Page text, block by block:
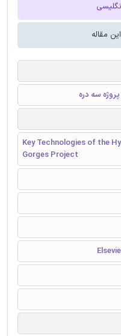
مقاله
سه دره
Key Technologies of the
Gorges Project